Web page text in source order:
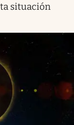
situación